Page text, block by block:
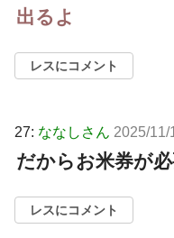
出るよ
レスにコメント
27: ななしさん 2025/11/
だからお米券が
レスにコメント